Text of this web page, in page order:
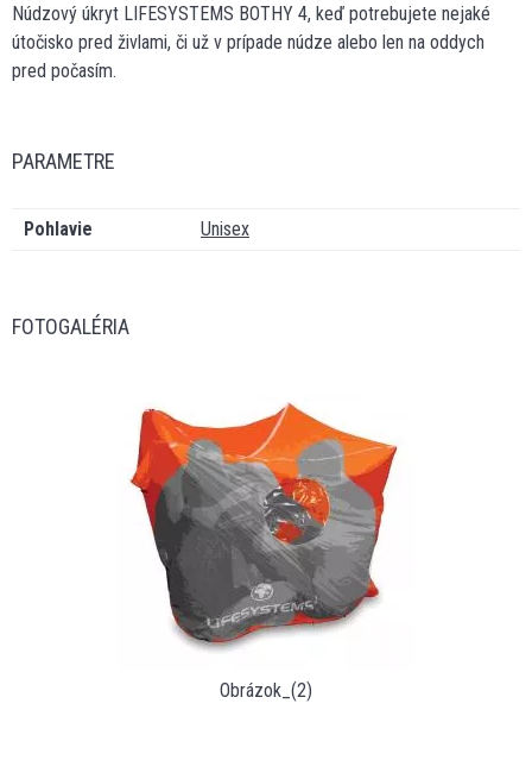
Núdzový úkryt LIFESYSTEMS BOTHY 4, keď potrebujete nejaké
útočisko pred živlami, či už v prípade núdze alebo len na oddych
pred počasím.
PARAMETRE
Pohlavie Unisex
FOTOGALÉRIA
Obrázok_(2)